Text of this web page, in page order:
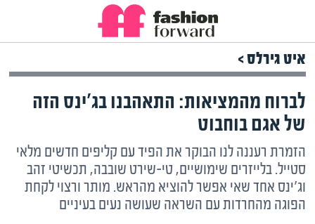
איט גירלס >
לברוח מהמציאות: התאהבנו בג'ינס הזה
של אגם בוחבוט
הזמרת רעננה לנו הבוקר את הפיד עם קליפים חדשים מלאי
סטייל. בלייזרים שימושיים, טי-שירט שובבה, תכשיטי זהב
וג'ינס אחד שאי אפשר להוציא מהראש. מותר ורצוי לקחת
הפוגה מהחרדות עם השראה שעושה נעים בעיניים